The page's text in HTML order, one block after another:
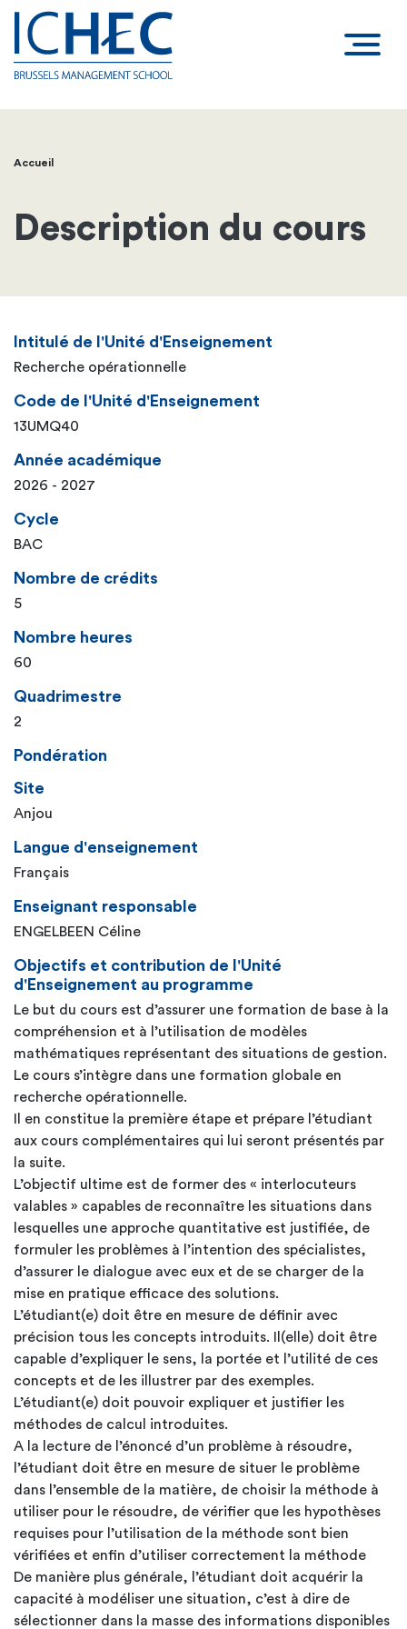
Fil
d'Ariane
Accueil
Description du cours
Intitulé de l'Unité d'Enseignement
Recherche opérationnelle
Code de l'Unité d'Enseignement
13UMQ40
Année académique
2026 - 2027
Cycle
BAC
Nombre de crédits
5
Nombre heures
60
Quadrimestre
2
Pondération
Site
Anjou
Langue d'enseignement
Français
Enseignant responsable
ENGELBEEN Céline
Objectifs et contribution de l'Unité
d'Enseignement au programme
Le but du cours est d’assurer une formation de base à la
compréhension et à l’utilisation de modèles
mathématiques représentant des situations de gestion.
Le cours s’intègre dans une formation globale en
recherche opérationnelle.
Il en constitue la première étape et prépare l’étudiant
aux cours complémentaires qui lui seront présentés par
la suite.
L’objectif ultime est de former des « interlocuteurs
valables » capables de reconnaître les situations dans
lesquelles une approche quantitative est justifiée, de
formuler les problèmes à l’intention des spécialistes,
d’assurer le dialogue avec eux et de se charger de la
mise en pratique efficace des solutions.
L’étudiant(e) doit être en mesure de définir avec
précision tous les concepts introduits. Il(elle) doit être
capable d’expliquer le sens, la portée et l’utilité de ces
concepts et de les illustrer par des exemples.
L’étudiant(e) doit pouvoir expliquer et justifier les
méthodes de calcul introduites.
A la lecture de l’énoncé d’un problème à résoudre,
l’étudiant doit être en mesure de situer le problème
dans l’ensemble de la matière, de choisir la méthode à
utiliser pour le résoudre, de vérifier que les hypothèses
requises pour l’utilisation de la méthode sont bien
vérifiées et enfin d’utiliser correctement la méthode
De manière plus générale, l’étudiant doit acquérir la
capacité à modéliser une situation, c’est à dire de
sélectionner dans la masse des informations disponibles